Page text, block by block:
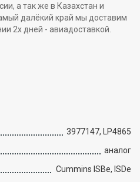
а так же в Казахстан и
далёкий край мы доставим
2х дней - авиадоставкой.
3977147, LP4865
аналог
Cummins ISBe, ISDe